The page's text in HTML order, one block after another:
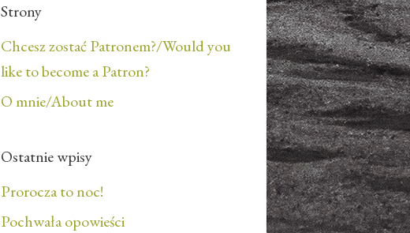
Strony
Chcesz zostać Patronem?/Would you
like to become a Patron?
O mnie/About me
Ostatnie wpisy
Prorocza to noc!
Pochwała opowieści